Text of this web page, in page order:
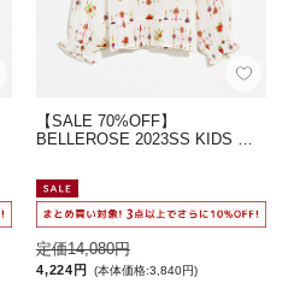
【SALE 70%OFF】
BELLEROSE 2023SS KIDS …
定価14,080円
4,224円 (本体価格:3,840円)